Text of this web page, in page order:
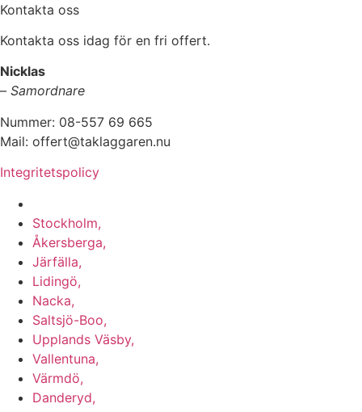
Kontakta oss
Kontakta oss idag för en fri offert.
Nicklas
– Samordnare
Nummer: 08-557 69 665
Mail: offert@taklaggaren.nu
Integritetspolicy
Stockholm,
Åkersberga,
Järfälla,
Lidingö,
Nacka,
Saltsjö-Boo,
Upplands Väsby,
Vallentuna,
Värmdö,
Danderyd,